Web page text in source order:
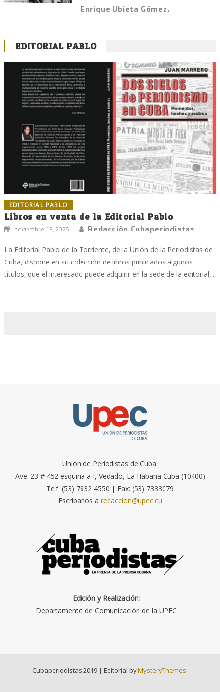
Enrique Ubieta Gómez.
EDITORIAL PABLO
EDITORIAL PABLO
Libros en venta de la Editorial Pablo
noviembre 13, 2025 Redacción Cubaperiodistas
La Editorial Pablo de la Torriente, de la Unión de la Periodistas de
Cuba, dispone en su colección de libros publicados algunos
títulos, que el interesado puede adquirir en la sede de la editorial,...
Unión de Periodistas de Cuba.
Ave. 23 # 452 esquina a I, Vedado, La Habana Cuba (10400)
Telf. (53) 7832 4550 | Fax: (53) 7333079
Escríbanos a redaccion@upec.cu
Edición y Realización:
Departamento de Comunicación de la UPEC
Cubaperiodistas 2019 | Editorial byMysteryThemes.